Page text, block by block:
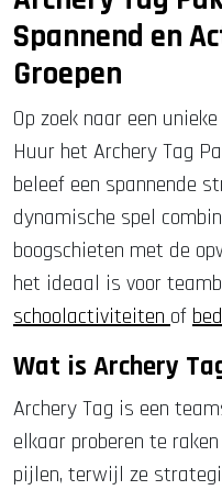
Spannend en
Groepen
Op zoek naar een
Huur het Archery Tag
beleef een spannende
dynamische spel
boogschieten met de
het ideaal is voor
schoolactiviteiten of
Wat is Archery
Archery Tag is een
elkaar proberen te
pijlen, terwijl ze